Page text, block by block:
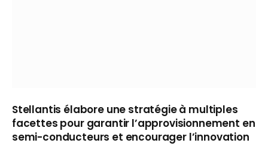
Stellantis élabore une stratégie à multiples
facettes pour garantir l’approvisionnement en
semi-conducteurs et encourager l’innovation